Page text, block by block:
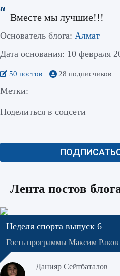
Вместе мы лучшие!!!
Основатель блога: Алмат
Дата основания: 10 февраля
50 постов 28 подписчиков
Метки:
Поделиться в соцсети
Лента постов
Неделя спорта выпуск 6
Гость программы Максим Раков
Данияр Сейтбаталов